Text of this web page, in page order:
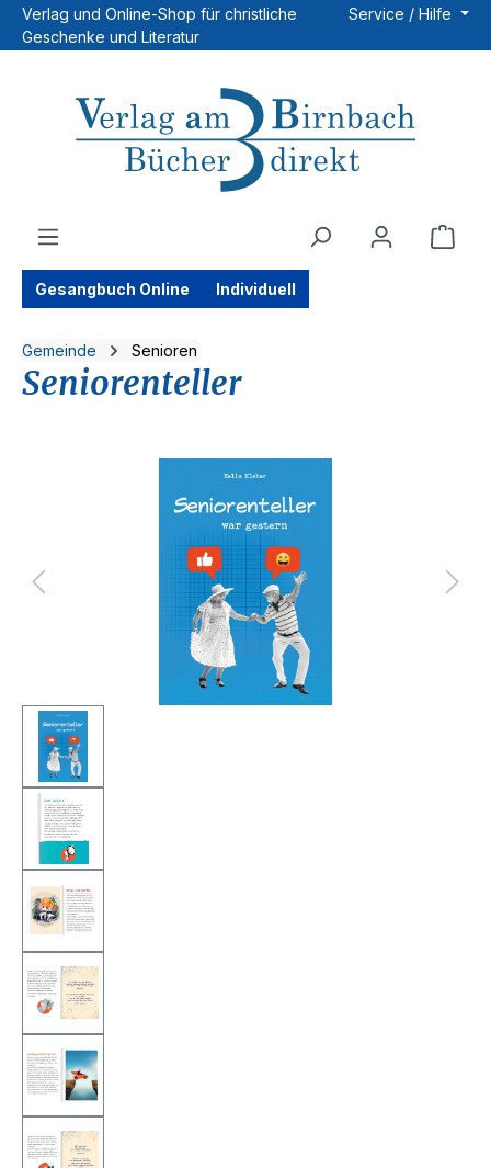
Zum Hauptinhalt springen
Verlag und Online-Shop für christliche
Geschenke und Literatur
Service / Hilfe
Gesangbuch Online Individuell
Gemeinde Senioren
Seniorenteller